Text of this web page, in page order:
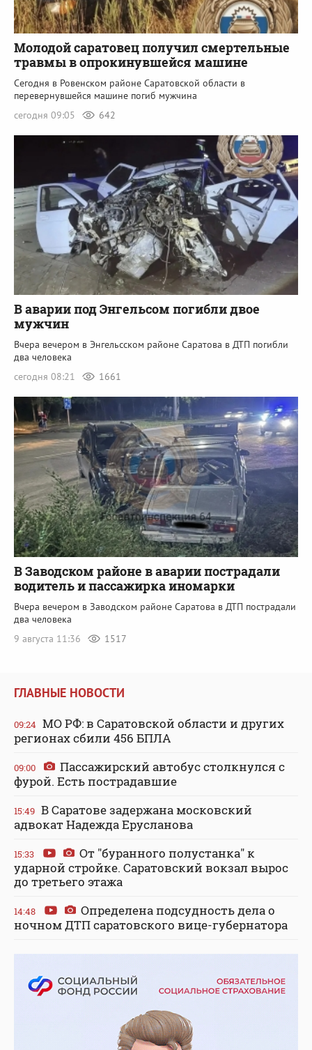
Молодой саратовец получил смертельные
травмы в опрокинувшейся машине
Сегодня в Ровенском районе Саратовской области в
перевернувшейся машине погиб мужчина
сегодня 09:05
642
В аварии под Энгельсом погибли двое
мужчин
Вчера вечером в Энгельсском районе Саратова в ДТП погибли
два человека
сегодня 08:21
1661
В Заводском районе в аварии пострадали
водитель и пассажирка иномарки
Вчера вечером в Заводском районе Саратова в ДТП пострадали
два человека
9 августа 11:36
1517
ГЛАВНЫЕ НОВОСТИ
09:24 МО РФ: в Саратовской области и других
регионах сбили 456 БПЛА
09:00
Пассажирский автобус столкнулся с
фурой. Есть пострадавшие
15:49 В Саратове задержана московский
адвокат Надежда Ерусланова
15:33
От "буранного полустанка" к
ударной стройке. Саратовский вокзал вырос
до третьего этажа
14:48
Определена подсудность дела о
ночном ДТП саратовского вице-губернатора